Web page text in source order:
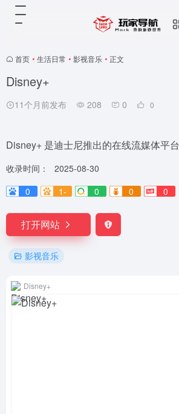
首页 • 生活日常 • 影视音乐 • 正文
Disney+
11个月前发布 208 0 0
Disney+ 是迪士尼推出的在线流媒体平台
收录时间：
2025-08-30
0
1- 0 0 0
打开网站
影视音乐
Disney+